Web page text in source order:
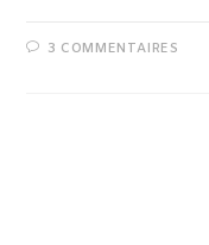
3 COMMENTAIRES